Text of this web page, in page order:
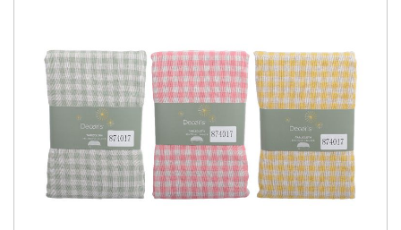
the
images
gallery